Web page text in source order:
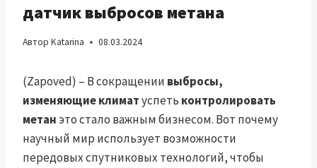
датчик выбросов метана
Автор Katarina 08.03.2024
(Zapoved) – В сокращении выбросы,
изменяющие климатуспеть контролировать
метанэто стало важным бизнесом. Вот почему
научный мир использует возможности
передовых спутниковых технологий, чтобы